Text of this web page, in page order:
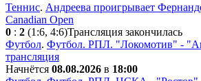
Теннис. Андреева проигрывает
Canadian Open
0 : 2 (1:6, 4:6)Трансляция закончилась
Футбол. Футбол. РПЛ. "Локомотив" -
трансляция
Начнётся 08.08.2026 в 18:00